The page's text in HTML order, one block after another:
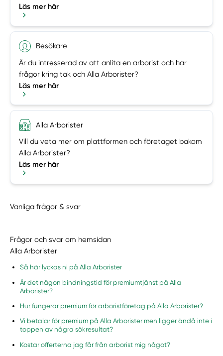
Läs mer här
Besökare
Är du intresserad av att anlita en arborist och har
frågor kring tak och Alla Arborister?
Läs mer här
Alla Arborister
Vill du veta mer om plattformen och företaget bakom
Alla Arborister?
Läs mer här
Vanliga frågor & svar
Frågor och svar om hemsidan
Alla Arborister
Så här lyckas ni på Alla Arborister
Är det någon bindningstid för premiumtjänst på Alla
Arborister?
Hur fungerar premium för arboristföretag på Alla Arborister?
Vi betalar för premium på Alla Arborister men ligger ändå inte i
toppen av några sökresultat?
Kostar offerterna jag får från arborist mig något?